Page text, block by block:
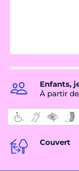
Enfants,
À partir
Couvert